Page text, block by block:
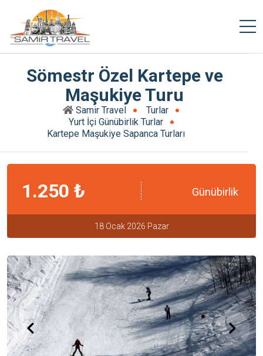
Sömestr Özel Kartepe ve
Maşukiye Turu
Samir Travel
Turlar
Yurt İçi Günübirlik Turlar
Kartepe Maşukiye Sapanca Turları
1.250 ₺ Günübirlik
18 Ocak 2026 Pazar